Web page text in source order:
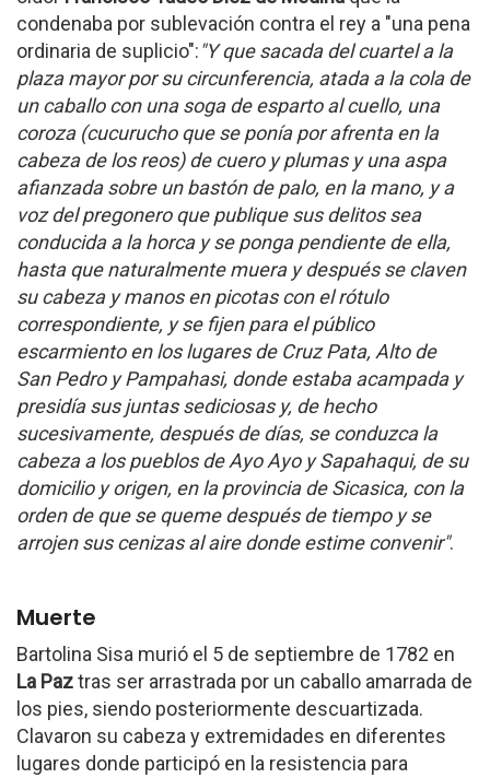
condenaba por sublevación contra el rey a "una pena
ordinaria de suplicio":"Y que sacada del cuartel a la
plaza mayor por su circunferencia, atada a la cola de
un caballo con una soga de esparto al cuello, una
coroza (cucurucho que se ponía por afrenta en la
cabeza de los reos) de cuero y plumas y una aspa
afianzada sobre un bastón de palo, en la mano, y a
voz del pregonero que publique sus delitos sea
conducida a la horca y se ponga pendiente de ella,
hasta que naturalmente muera y después se claven
su cabeza y manos en picotas con el rótulo
correspondiente, y se fijen para el público
escarmiento en los lugares de Cruz Pata, Alto de
San Pedro y Pampahasi, donde estaba acampada y
presidía sus juntas sediciosas y, de hecho
sucesivamente, después de días, se conduzca la
cabeza a los pueblos de Ayo Ayo y Sapahaqui, de su
domicilio y origen, en la provincia de Sicasica, con la
orden de que se queme después de tiempo y se
arrojen sus cenizas al aire donde estime convenir".
Muerte
Bartolina Sisa murió el 5 de septiembre de 1782 en
La Paztras ser arrastrada por un caballo amarrada de
los pies, siendo posteriormente descuartizada.
Clavaron su cabeza y extremidades en diferentes
lugares donde participó en la resistencia para